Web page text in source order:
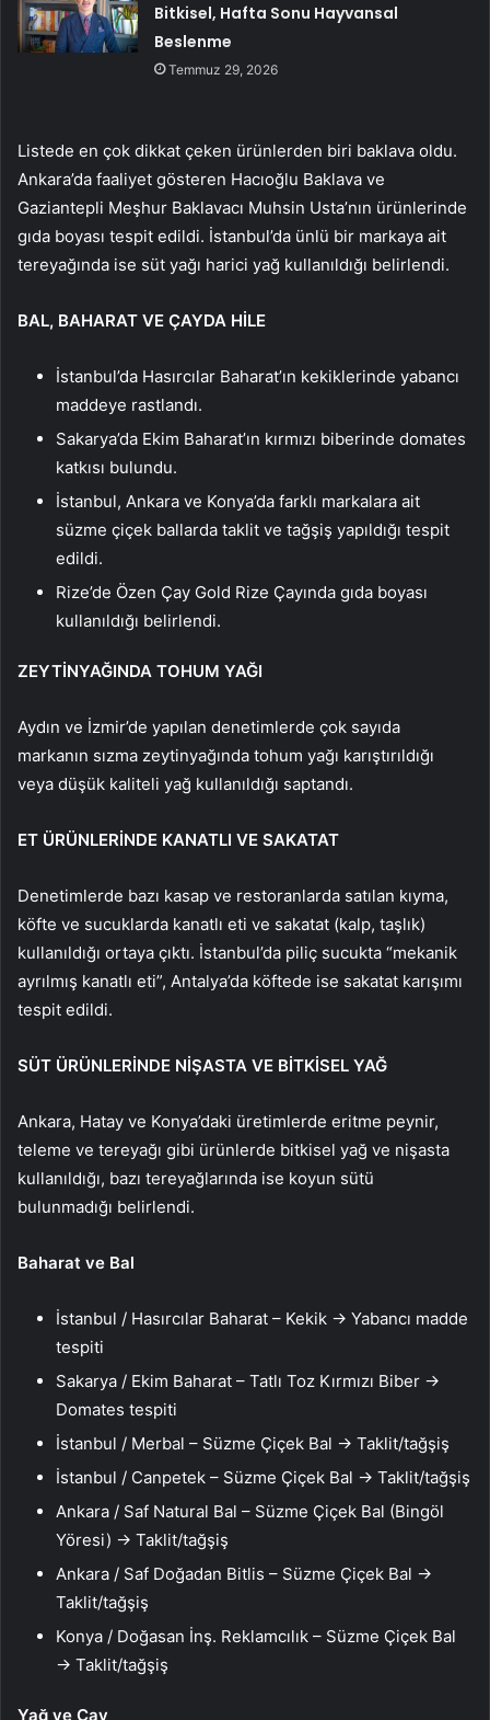
Bitkisel, Hafta Sonu Hayvansal
Beslenme
Temmuz 29, 2026
Listede en çok dikkat çeken ürünlerden biri baklava oldu.
Ankara’da faaliyet gösteren Hacıoğlu Baklava ve
Gaziantepli Meşhur Baklavacı Muhsin Usta’nın ürünlerinde
gıda boyası tespit edildi. İstanbul’da ünlü bir markaya ait
tereyağında ise süt yağı harici yağ kullanıldığı belirlendi.
BAL, BAHARAT VE ÇAYDA HİLE
İstanbul’da Hasırcılar Baharat’ın kekiklerinde yabancı
maddeye rastlandı.
Sakarya’da Ekim Baharat’ın kırmızı biberinde domates
katkısı bulundu.
İstanbul, Ankara ve Konya’da farklı markalara ait
süzme çiçek ballarda taklit ve tağşiş yapıldığı tespit
edildi.
Rize’de Özen Çay Gold Rize Çayında gıda boyası
kullanıldığı belirlendi.
ZEYTİNYAĞINDA TOHUM YAĞI
Aydın ve İzmir’de yapılan denetimlerde çok sayıda
markanın sızma zeytinyağında tohum yağı karıştırıldığı
veya düşük kaliteli yağ kullanıldığı saptandı.
ET ÜRÜNLERİNDE KANATLI VE SAKATAT
Denetimlerde bazı kasap ve restoranlarda satılan kıyma,
köfte ve sucuklarda kanatlı eti ve sakatat (kalp, taşlık)
kullanıldığı ortaya çıktı. İstanbul’da piliç sucukta “mekanik
ayrılmış kanatlı eti”, Antalya’da köftede ise sakatat karışımı
tespit edildi.
SÜT ÜRÜNLERİNDE NİŞASTA VE BİTKİSEL YAĞ
Ankara, Hatay ve Konya’daki üretimlerde eritme peynir,
teleme ve tereyağı gibi ürünlerde bitkisel yağ ve nişasta
kullanıldığı, bazı tereyağlarında ise koyun sütü
bulunmadığı belirlendi.
Baharat ve Bal
İstanbul / Hasırcılar Baharat – Kekik → Yabancı madde
tespiti
Sakarya / Ekim Baharat – Tatlı Toz Kırmızı Biber →
Domates tespiti
İstanbul / Merbal – Süzme Çiçek Bal → Taklit/tağşiş
İstanbul / Canpetek – Süzme Çiçek Bal → Taklit/tağşiş
Ankara / Saf Natural Bal – Süzme Çiçek Bal (Bingöl
Yöresi) → Taklit/tağşiş
Ankara / Saf Doğadan Bitlis – Süzme Çiçek Bal →
Taklit/tağşiş
Konya / Doğasan İnş. Reklamcılık – Süzme Çiçek Bal
→ Taklit/tağşiş
Yağ ve Çay